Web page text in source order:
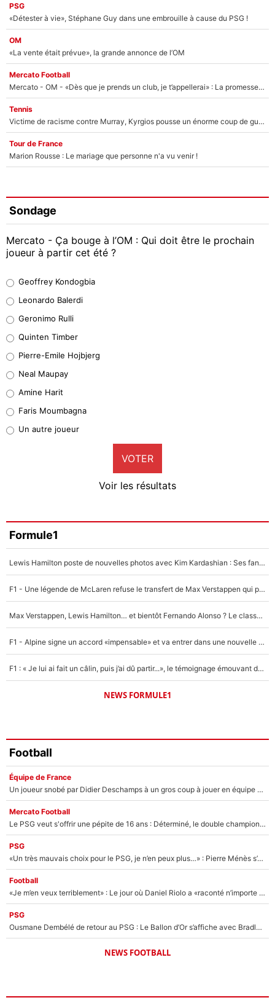
PSG
«Détester à vie», Stéphane Guy dans une embrouille à cause du PSG !
OM
«La vente était prévue», la grande annonce de l’OM
Mercato Football
Mercato - OM - «Dès que je prends un club, je t’appellerai» : La promesse de Marcelino au moment de claquer la porte
Tennis
Victime de racisme contre Murray, Kyrgios pousse un énorme coup de gueule !
Tour de France
Marion Rousse : Le mariage que personne n'a vu venir !
Sondage
Mercato - Ça bouge à l’OM : Qui doit être le prochain
joueur à partir cet été ?
38%
32%
5%
1%
9%
Faris Moumbagna
4%
Un autre joueur
5%
Geoffrey Kondogbia
Leonardo Balerdi
Geronimo Rulli
Quinten Timber
Pierre-Emile Hojbjerg
Neal Maupay
Amine Harit
Faris Moumbagna
Un autre joueur
VOTER
Voir les résultats
Formule1
Lewis Hamilton poste de nouvelles photos avec Kim Kardashian : Ses fans le voient déjà redevenir champion du monde de F1 grâce à elle !
F1 - Une légende de McLaren refuse le transfert de Max Verstappen qui pourrait «faire des vagues» et plomber l'ambiance dans l'équipe
Max Verstappen, Lewis Hamilton… et bientôt Fernando Alonso ? Le classement des pilotes les mieux payés en Formule 1 risque de changer !
F1 - Alpine signe un accord «impensable» et va entrer dans une nouvelle dimension : Grande nouvelle pour Pierre Gasly !
F1 : « Je lui ai fait un câlin, puis j’ai dû partir...», le témoignage émouvant de Max Verstappen sur sa fille
NEWS FORMULE1
Football
Équipe de France
Un joueur snobé par Didier Deschamps à un gros coup à jouer en équipe de France : Zinedine Zidane a trouvé son numéro 9 ?
Mercato Football
Le PSG veut s'offrir une pépite de 16 ans : Déterminé, le double champion d'Europe en titre est prêt à lâcher 40M€ pour celui que l'on compare déjà à Vinicius Jr !
PSG
«Un très mauvais choix pour le PSG, je n’en peux plus…» : Pierre Ménès s’est complètement trompé avec Luis Enrique et ces déclarations le prouvent !
Football
«Je m’en veux terriblement» : Le jour où Daniel Riolo a «raconté n’importe quoi» dans l'After Foot !
PSG
Ousmane Dembélé de retour au PSG : Le Ballon d’Or s’affiche avec Bradley Barcola en plein cœur du feuilleton sur son départ !
NEWS FOOTBALL